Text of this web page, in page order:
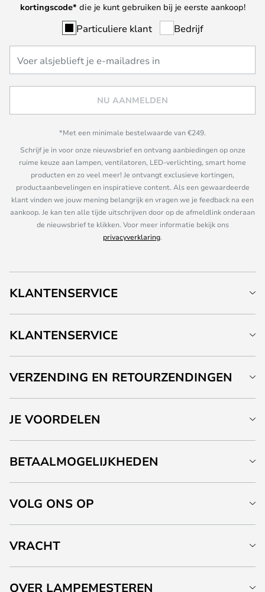
kortingscode* die je kunt gebruiken bij je eerste aankoop!
Particuliere klant Bedrijf
NU AANMELDEN
*Met een minimale bestelwaarde van €249.
Schrijf je in voor onze nieuwsbrief en ontvang aanbiedingen op onze
ruime keuze aan lampen, ventilatoren, LED-verlichting, smart home
producten en zo veel meer! Je ontvangt exclusieve kortingen,
productaanbevelingen en inspiratieve content. Als een gewaardeerde
klant vinden we jouw mening belangrijk en vragen we je feedback na een
aankoop. Je kan ten alle tijde uitschrijven door op de afmeldlink onderaan
de nieuwsbrief te klikken. Voor meer informatie bekijk ons
privacyverklaring.
KLANTENSERVICE
KLANTENSERVICE
VERZENDING EN RETOURZENDINGEN
JE VOORDELEN
BETAALMOGELIJKHEDEN
VOLG ONS OP
VRACHT
OVER LAMPEMESTEREN